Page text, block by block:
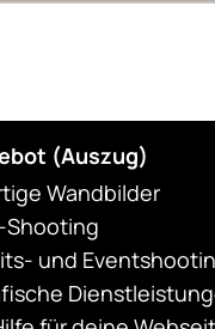
(Auszug)
Wandbilder
Shooting
und